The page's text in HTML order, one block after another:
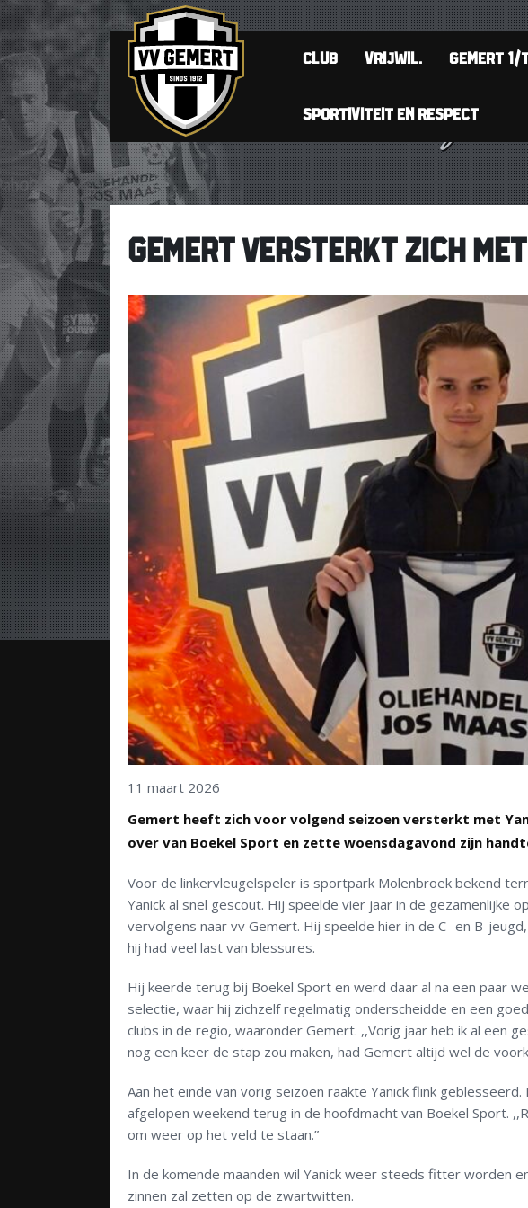
CLUB VRIJWIL. GEMERT 1/
SPORTIVITEIT EN RESPECT
GEMERT VERSTERKT ZICH
11 maart 2026
Gemert heeft zich voor volgend seizoen versterkt met
over van Boekel Sport en zette woensdagavond zijn
Voor de linkervleugelspeler is sportpark Molenbroek bekend
Yanick al snel gescout. Hij speelde vier jaar in de gezamenlijke
vervolgens naar vv Gemert. Hij speelde hier in de C- en B-
hij had veel last van blessures.
Hij keerde terug bij Boekel Sport en werd daar al na een paar
selectie, waar hij zichzelf regelmatig onderscheidde en een
clubs in de regio, waaronder Gemert. ,,Vorig jaar heb ik al een
nog een keer de stap zou maken, had Gemert altijd wel de
Aan het einde van vorig seizoen raakte Yanick flink
afgelopen weekend terug in de hoofdmacht van Boekel Sport.
om weer op het veld te staan.”
In de komende maanden wil Yanick weer steeds fitter worden
zinnen zal zetten op de zwartwitten.